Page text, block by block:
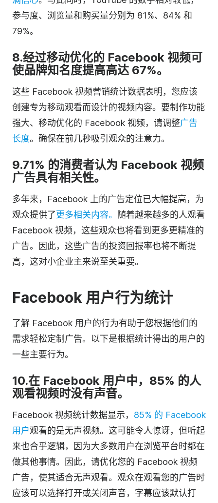
参与度、浏览量和购买量分别为 81%、84% 和
79%。
8.经过移动优化的 Facebook 视频可
使品牌知名度提高高达 67%。
这些 Facebook 视频营销统计数据表明，您应该
创建专为移动观看而设计的视频内容。要制作功能
强大、移动优化的 Facebook 视频，请调整广告
长度。确保在前几秒吸引观众的注意力。
9.71% 的消费者认为 Facebook 视频
广告具有相关性。
多年来，Facebook 上的广告定位已大幅提高，为
观众提供了更多相关内容。
随着越来越多的人观看
Facebook 视频，这些观众也将看到更多更精准的
广告。因此，这些广告的投资回报率也将不断提
高，这对小企业主来说至关重要。
Facebook 用户行为统计
了解 Facebook 用户的行为有助于您根据他们的
需求轻松定制广告。以下是根据统计得出的用户的
一些主要行为。
10.在 Facebook 用户中，85% 的人
观看视频时没有声音。
Facebook 视频统计数据显示， 85% 的 Facebook
用户观看的是无声视频。这可能令人惊讶，但听起
来也合乎逻辑，因为大多数用户在浏览平台时都在
做其他事情。因此，请优化您的 Facebook 视频
广告，使其适合无声观看。观众在观看您的广告时
应该可以选择打开或关闭声音，字幕应该默认打